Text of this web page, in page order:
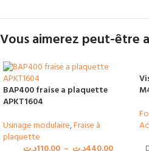
Vous aimerez peut-être
BAP400 fraise a plaquette
APKT1604
Usinage modulaire,Fraise à
plaquette